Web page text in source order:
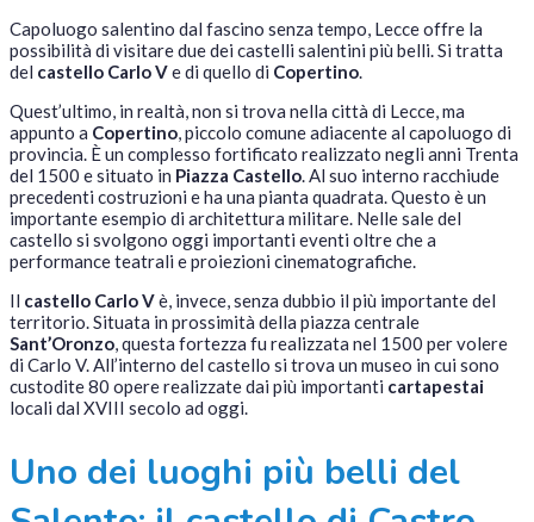
Capoluogo salentino dal fascino senza tempo, Lecce offre la
possibilità di visitare due dei castelli salentini più belli. Si tratta
del castello Carlo Ve di quello di Copertino.
Quest’ultimo, in realtà, non si trova nella città di Lecce, ma
appunto a Copertino, piccolo comune adiacente al capoluogo di
provincia. È un complesso fortificato realizzato negli anni Trenta
del 1500 e situato in Piazza Castello. Al suo interno racchiude
precedenti costruzioni e ha una pianta quadrata. Questo è un
importante esempio di architettura militare. Nelle sale del
castello si svolgono oggi importanti eventi oltre che a
performance teatrali e proiezioni cinematografiche.
Il castello Carlo Vè, invece, senza dubbio il più importante del
territorio. Situata in prossimità della piazza centrale
Sant’Oronzo, questa fortezza fu realizzata nel 1500 per volere
di Carlo V. All’interno del castello si trova un museo in cui sono
custodite 80 opere realizzate dai più importanti cartapestai
locali dal XVIII secolo ad oggi.
Uno dei luoghi più belli del